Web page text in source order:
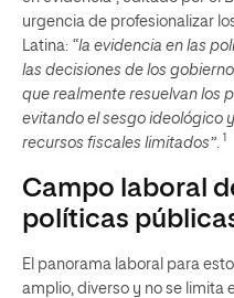
urgencia de profesionalizar
Latina: “la evidencia en las
las decisiones de los
que realmente resuelvan los
evitando el sesgo ideológico
recursos fiscales limitados” 1
Campo laboral
políticas
El panorama laboral para
amplio, diverso y no se limita